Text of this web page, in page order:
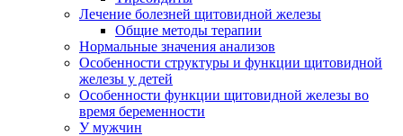
Лечение болезней щитовидной железы
Общие методы терапии
Нормальные значения анализов
Особенности структуры и функции щитовидной
железы у детей
Особенности функции щитовидной железы во
время беременности
У мужчин